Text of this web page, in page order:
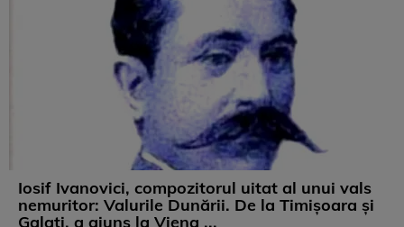
Iosif Ivanovici, compozitorul uitat al unui vals
nemuritor: Valurile Dunării. De la Timișoara și
Galați, a ajuns la Viena ...